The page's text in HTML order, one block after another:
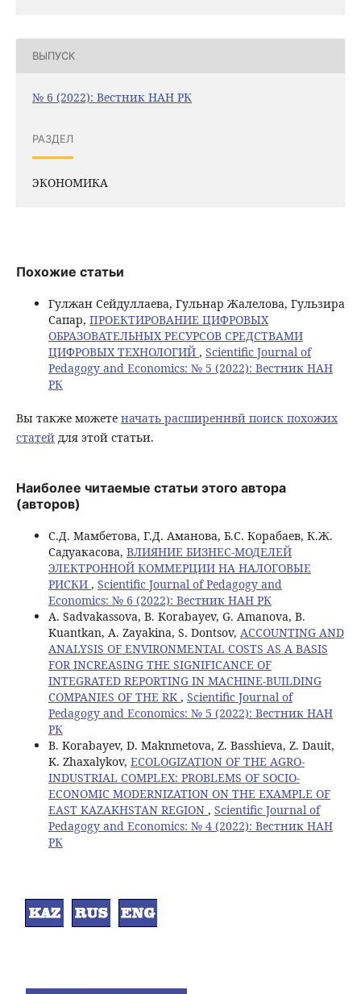
ВЫПУСК
№ 6 (2022): Вестник НАН РК
РАЗДЕЛ
ЭКОНОМИКА
Похожие статьи
Гулжан Сейдуллаева, Гульнар Жалелова, Гульзира
Сапар, ПРОЕКТИРОВАНИЕ ЦИФРОВЫХ
ОБРАЗОВАТЕЛЬНЫХ РЕСУРСОВ СРЕДСТВАМИ
ЦИФРОВЫХ ТЕХНОЛОГИЙ , Scientific Journal of
Pedagogy and Economics: № 5 (2022): Вестник НАН
РК
Вы также можете начать расширеннвй поиск похожих
статейдля этой статьи.
Наиболее читаемые статьи этого автора
(авторов)
С.Д. Мамбетова, Г.Д. Аманова, Б.С. Корабаев, К.Ж.
Садуакасова, ВЛИЯНИЕ БИЗНЕС-МОДЕЛЕЙ
ЭЛЕКТРОННОЙ КОММЕРЦИИ НА НАЛОГОВЫЕ
РИСКИ , Scientific Journal of Pedagogy and
Economics: № 6 (2022): Вестник НАН РК
А. Sadvakassova, B. Korabayev, G. Amanova, B.
Kuantkan, A. Zayakina, S. Dontsov, ACCOUNTING AND
ANALYSIS OF ENVIRONMENTAL COSTS AS A BASIS
FOR INCREASING THE SIGNIFICANCE OF
INTEGRATED REPORTING IN MACHINE-BUILDING
COMPANIES OF THE RK , Scientific Journal of
Pedagogy and Economics: № 5 (2022): Вестник НАН
РК
B. Korabayev, D. Maknmetova, Z. Basshieva, Z. Dauit,
K. Zhaxalykov, ECOLOGIZATION OF THE AGRO-
INDUSTRIAL COMPLEX: PROBLEMS OF SOCIO-
ECONOMIC MODERNIZATION ON THE EXAMPLE OF
EAST KAZAKHSTAN REGION , Scientific Journal of
Pedagogy and Economics: № 4 (2022): Вестник НАН
РК